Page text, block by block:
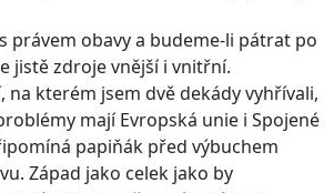
právem obavy a budeme-li pátrat po
jistě zdroje vnější i vnitřní.
na kterém jsem dvě dekády vyhřívali,
mají Evropská unie i Spojené
papiňák před výbuchem
Západ jako celek jako by